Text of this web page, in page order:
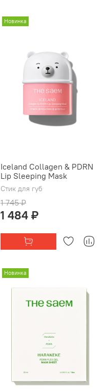
Новинка
Iceland Collagen & PDRN
Lip Sleeping Mask
Стик для губ
1 745 ₽
1 484 ₽
Новинка